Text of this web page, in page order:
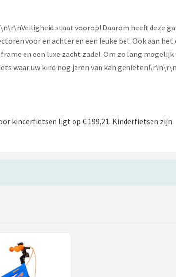
staat voorop! Daarom heeft deze
voor en achter en een leuke bel. Ook aan
en een luxe zacht zadel. Om zo lang mogelijk
waar uw kind nog jaren van kan genieten!\r\n\r\n
kinderfietsen ligt op € 199,21. Kinderfietsen zijn